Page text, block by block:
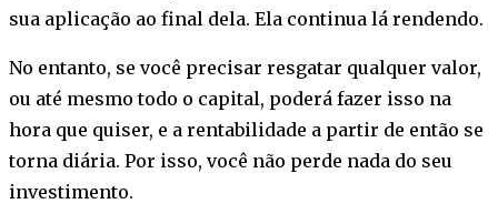
sua aplicação ao final dela. Ela continua lá rendendo.
No entanto, se você precisar resgatar qualquer valor,
ou até mesmo todo o capital, poderá fazer isso na
hora que quiser, e a rentabilidade a partir de então se
torna diária. Por isso, você não perde nada do seu
investimento.